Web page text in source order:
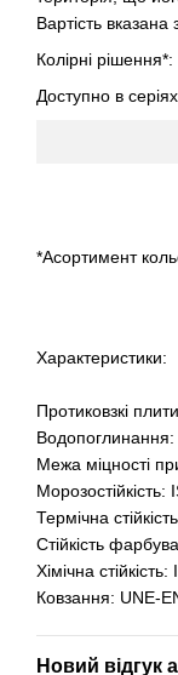
Вартість
Колірні рішення*:
Доступно в
*Асортимент
Характеристики:
Протиковзкі плити
Межа міцності
Термічна
Стійкість
Хімічна
Ковзання: UNE-
Новий відгук